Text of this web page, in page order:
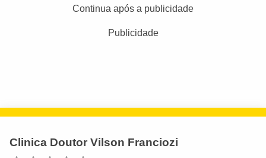
Continua após a publicidade
Publicidade
Clinica Doutor Vilson Franciozi